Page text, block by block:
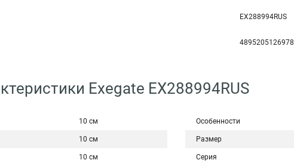
EX288994RUS
4895205126978
Exegate EX288994RUS
10 см
10 см
10 см
Особенности
Размер
Серия